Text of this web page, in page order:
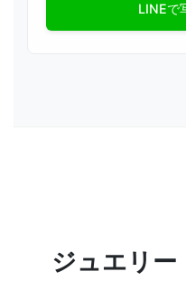
LINEで
ジュエリー